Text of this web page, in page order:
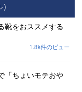
)
靴をおススメする
1.8k件のビュー
「ちょいモテおや